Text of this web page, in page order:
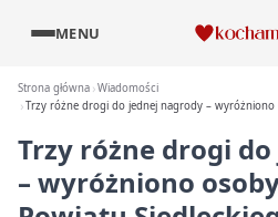
MENU
Strona główna Wiadomości
Trzy różne drogi do jednej nagrody – wyróżniono
Trzy różne drogi
– wyróżniono